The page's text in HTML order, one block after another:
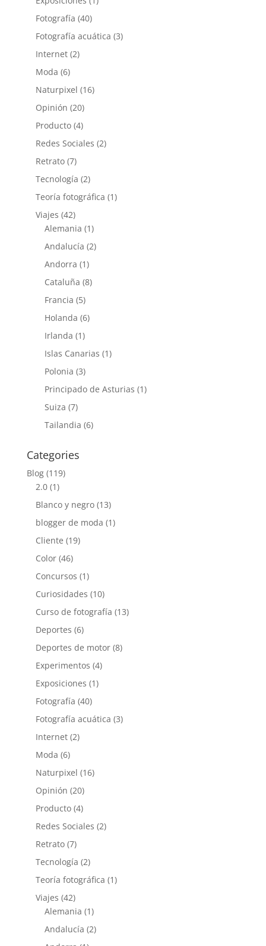
Fotografía (40)
Fotografía acuática (3)
Internet(2)
Moda (6)
Naturpixel (16)
Opinión (20)
Producto(4)
Redes Sociales (2)
Retrato(7)
Tecnología (2)
Teoría fotográfica (1)
Viajes (42)
Alemania (1)
Andalucía (2)
Andorra (1)
Cataluña (8)
Francia (5)
Holanda (6)
Irlanda (1)
Islas Canarias (1)
Polonia (3)
Principado de Asturias (1)
Suiza (7)
Tailandia (6)
Categories
Blog(119)
2.0(1)
Blanco y negro(13)
blogger de moda (1)
Cliente (19)
Color(46)
Concursos (1)
Curiosidades (10)
Curso de fotografía (13)
Deportes (6)
Deportes de motor(8)
Experimentos (4)
Exposiciones (1)
Fotografía (40)
Fotografía acuática (3)
Internet(2)
Moda (6)
Naturpixel (16)
Opinión (20)
Producto(4)
Redes Sociales (2)
Retrato(7)
Tecnología (2)
Teoría fotográfica (1)
Viajes (42)
Alemania (1)
Andalucía (2)